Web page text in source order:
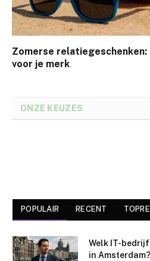
Zomerse
voor je merk
ONZE KEUZES
POPULAIR RECENT
Welk IT-
in Amsterdam?